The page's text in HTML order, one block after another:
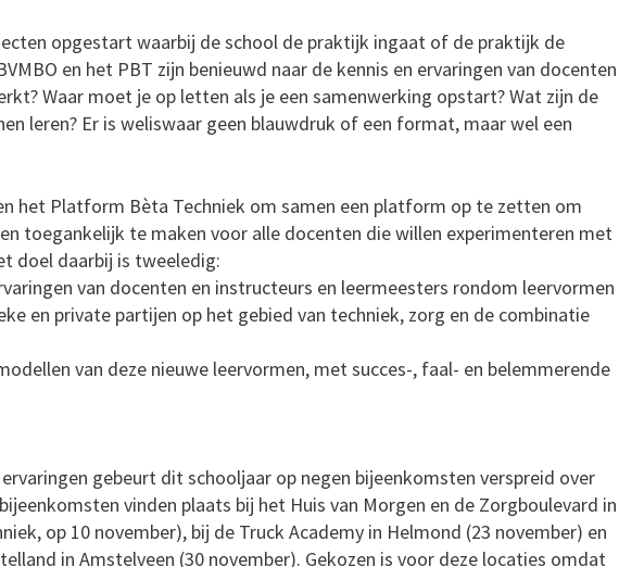
opgestart waarbij de school de praktijk ingaat of de praktijk de
en het PBT zijn benieuwd naar de kennis en ervaringen van docenten
Waar moet je op letten als je een samenwerking opstart? Wat zijn de
leren? Er is weliswaar geen blauwdruk of een format, maar wel een
het Platform Bèta Techniek om samen een platform op te zetten om
toegankelijk te maken voor alle docenten die willen experimenteren met
doel daarbij is tweeledig:
van docenten en instructeurs en leermeesters rondom leervormen
en private partijen op het gebied van techniek, zorg en de combinatie
van deze nieuwe leervormen, met succes-, faal- en belemmerende
gebeurt dit schooljaar op negen bijeenkomsten verspreid over
vinden plaats bij het Huis van Morgen en de Zorgboulevard in
op 10 november), bij de Truck Academy in Helmond (23 november) en
in Amstelveen (30 november). Gekozen is voor deze locaties omdat